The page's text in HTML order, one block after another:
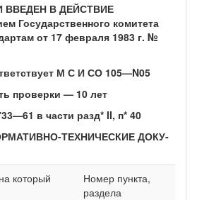
ВВЕДЕН В ДЕЙСТВИЕ
Го­сударственного комитета
от 17 февраля 1983 г. №
М С И СО 105—N05
проверки — 10 лет
в части разд* II, п* 40
ТЕХНИЧЕСКИЕ ДОКУ­
который
Номер пункта,
раздела